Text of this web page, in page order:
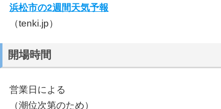
浜松市の2週間天気予報
（tenki.jp）
開場時間
営業日による
（潮位次第のため）